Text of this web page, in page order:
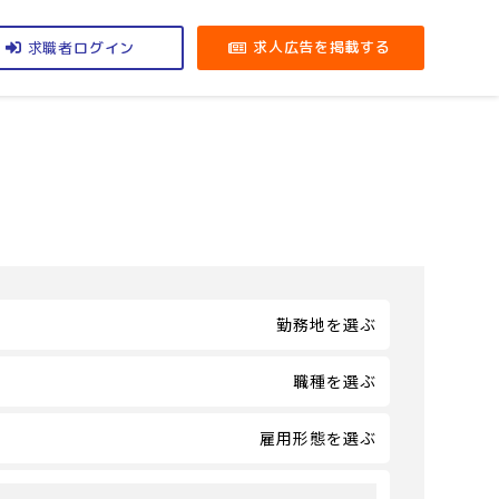
求職者ログイン 求人広告を掲載する
勤務地を選ぶ
職種を選ぶ
雇用形態を選ぶ